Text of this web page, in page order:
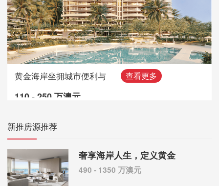
黄金海岸坐拥城市便利与
110 - 250 万澳元
查看更多
新推房源推荐
奢享海岸人生，定义黄金
490 - 1350 万澳元